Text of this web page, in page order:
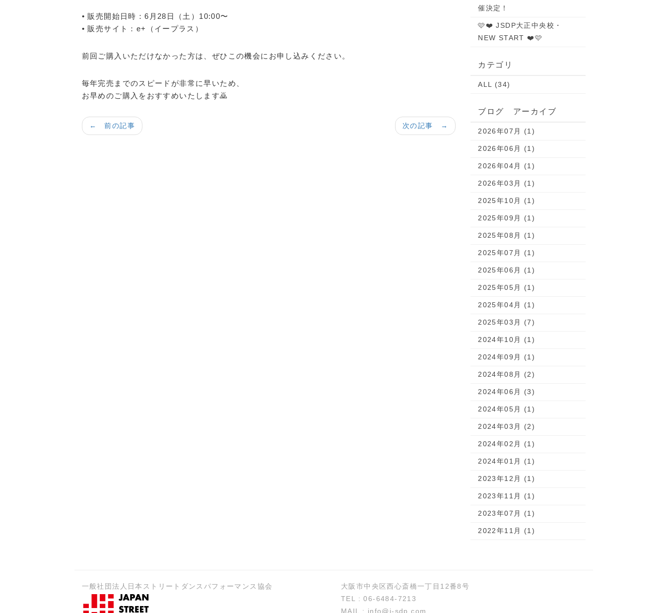
• 販売開始日時：6月28日（土）10:00〜
• 販売サイト：e+（イープラス）
前回ご購入いただけなかった方は、ぜひこの機会にお申し込みください。
毎年完売までのスピードが非常に早いため、
お早めのご購入をおすすめいたします🙇
次の記事 →
← 前の記事
催決定！
🩷❤️ JSDP大正中央校・
NEW START ❤️🩷
カテゴリ
ALL (34)
ブログ アーカイブ
2026年07月 (1)
2026年06月 (1)
2026年04月 (1)
2026年03月 (1)
2025年10月 (1)
2025年09月 (1)
2025年08月 (1)
2025年07月 (1)
2025年06月 (1)
2025年05月 (1)
2025年04月 (1)
2025年03月 (7)
2024年10月 (1)
2024年09月 (1)
2024年08月 (2)
2024年06月 (3)
2024年05月 (1)
2024年03月 (2)
2024年02月 (1)
2024年01月 (1)
2023年12月 (1)
2023年11月 (1)
2023年07月 (1)
2022年11月 (1)
一般社団法人日本ストリートダンスパフォーマンス協会
大阪市中央区西心斎橋一丁目12番8号
TEL : 06-6484-7213
MAIL : info@j-sdp.com